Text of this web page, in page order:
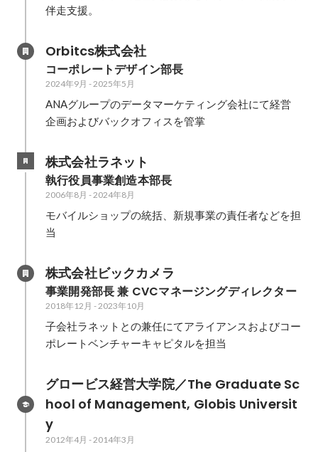
伴走支援。
Orbitcs株式会社
コーポレートデザイン部長
2024年9月 - 2025年5月
ANAグループのデータマーケティング会社にて経営
企画およびバックオフィスを管掌
株式会社ラネット
執行役員事業創造本部長
2006年8月 - 2024年8月
モバイルショップの統括、新規事業の責任者などを担
当
株式会社ビックカメラ
事業開発部長 兼 CVCマネージングディレクター
2018年12月 - 2023年10月
子会社ラネットとの兼任にてアライアンスおよびコー
ポレートベンチャーキャピタルを担当
グロービス経営大学院／The Graduate Sc
hool of Management, Globis Universit
y
2012年4月 - 2014年3月